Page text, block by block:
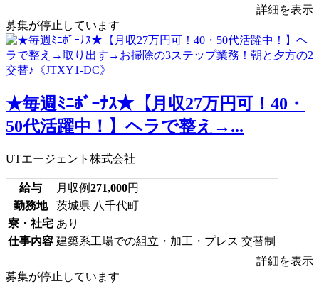
詳細を表示
募集が停止しています
★毎週ﾐﾆﾎﾞｰﾅｽ★【月収27万円可！40・
50代活躍中！】ヘラで整え→...
UTエージェント株式会社
給与 月収例271,000円
勤務地
茨城県 八千代町
寮・社宅 あり
仕事内容 建築系工場での組立・加工・プレス 交替制
詳細を表示
募集が停止しています